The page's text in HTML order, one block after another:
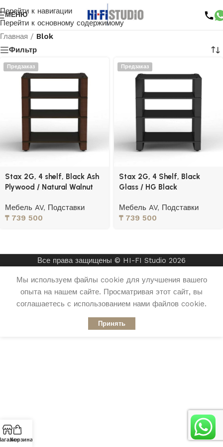
Перейти к навигации
Перейти к основному содержимому
МЕНЮ
Главная / Blok
Фильтр
Предзаказ
Stax 2G, 4 shelf, Black Ash
Plywood / Natural Walnut
Мебель AV, Подставки
₸739 500
Предзаказ
Stax 2G, 4 Shelf, Black
Glass / HG Black
Мебель AV, Подставки
₸739 500
Все права защищены © HI-FI Studio 2026
Корзина
Мы используем файлы cookie для улучшения вашего
опыта на нашем сайте. Просматривая этот сайт, вы
соглашаетесь с использованием нами файлов cookie.
Принять